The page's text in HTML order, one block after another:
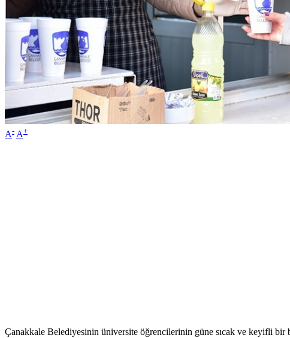
A- A+
Çanakkale Belediyesinin üniversite öğrencilerinin güne sıcak ve keyifli bir